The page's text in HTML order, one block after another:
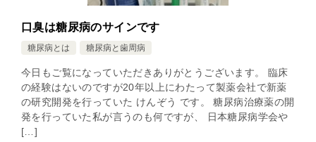
口臭は糖尿病のサインです
糖尿病とは 糖尿病と歯周病
今日もご覧になっていただきありがとうございます。 臨床
の経験はないのですが20年以上にわたって製薬会社で新薬
の研究開発を行っていた けんぞう です。 糖尿病治療薬の開
発を行っていた私が言うのも何ですが、 日本糖尿病学会や
[…]